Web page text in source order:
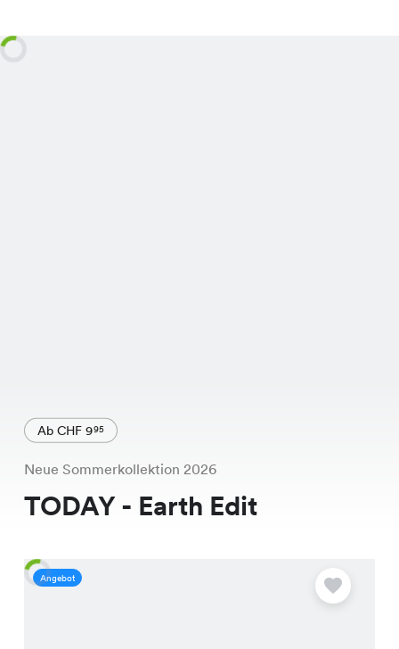
Ab CHF 995
Neue Sommerkollektion 2026
TODAY - Earth Edit
Angebot